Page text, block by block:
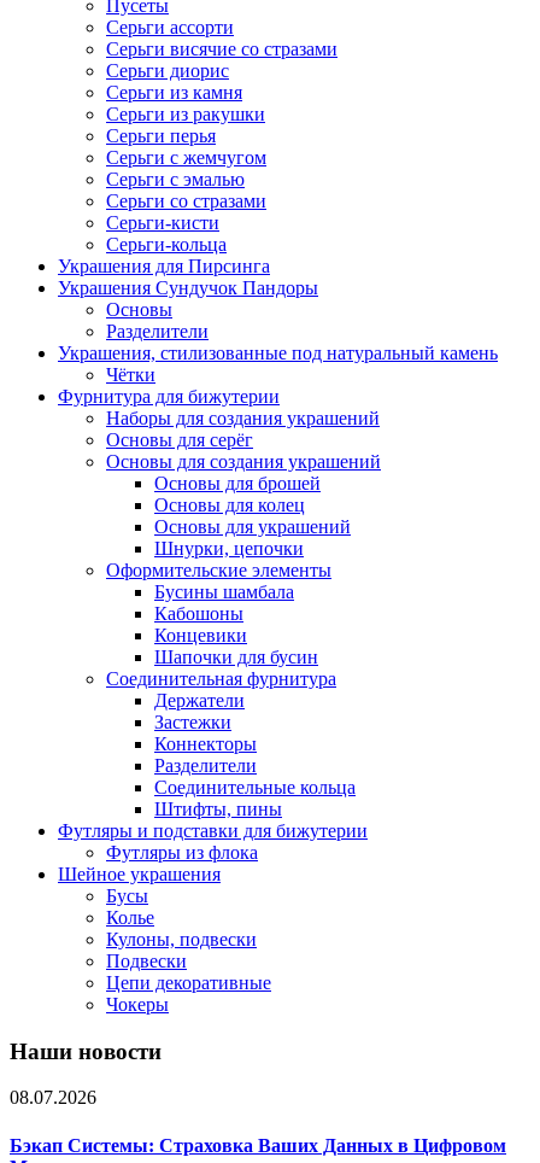
Пусеты
Серьги ассорти
Серьги висячие со стразами
Серьги диорис
Серьги из камня
Серьги из ракушки
Серьги перья
Серьги с жемчугом
Серьги с эмалью
Серьги со стразами
Серьги-кисти
Серьги-кольца
Украшения для Пирсинга
Украшения Сундучок Пандоры
Основы
Разделители
Украшения, стилизованные под натуральный камень
Чётки
Фурнитура для бижутерии
Наборы для создания украшений
Основы для серёг
Основы для создания украшений
Основы для брошей
Основы для колец
Основы для украшений
Шнурки, цепочки
Оформительские элементы
Бусины шамбала
Кабошоны
Концевики
Шапочки для бусин
Соединительная фурнитура
Держатели
Застежки
Коннекторы
Разделители
Соединительные кольца
Штифты, пины
Футляры и подставки для бижутерии
Футляры из флока
Шейное украшения
Бусы
Колье
Кулоны, подвески
Подвески
Цепи декоративные
Чокеры
Наши новости
08.07.2026
Бэкап Системы: Страховка Ваших Данных в Цифровом